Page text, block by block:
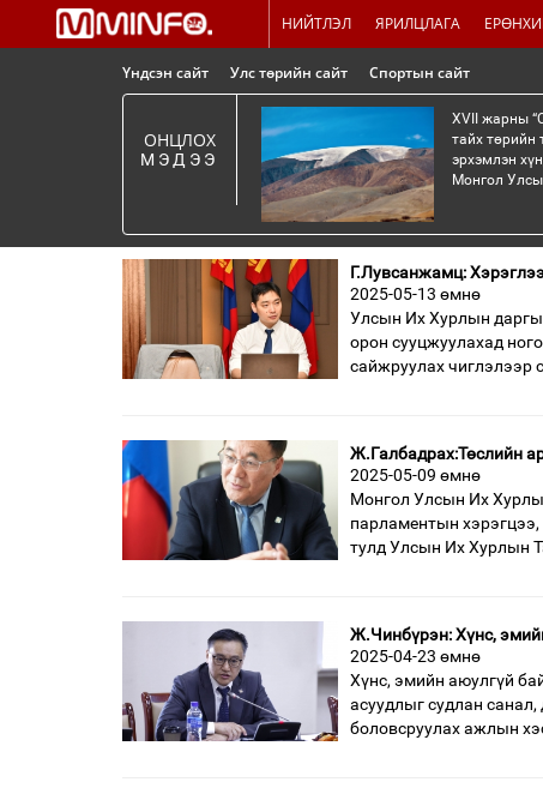
НИЙТЛЭЛ ЯРИЛЦЛАГА
Үндсэн сайт Улс төрийн сайт Спортын сайт
ОНЦЛОХ
МЭДЭЭ
XVII жарны
тайх төрийн
эрхэмлэн
Монгол
Г.Лувсанжамц:
2025-05-13 өмнө
Улсын Их Хурлын
орон сууцжуулахад
сайжруулах чиглэлээр
Ж.Галбадрах:Төслийн
2025-05-09 өмнө
Монгол Улсын Их
парламентын
тулд Улсын Их Хурлын
Ж.Чинбүрэн: Хүнс,
2025-04-23 өмнө
Хүнс, эмийн аюулгүй
асуудлыг судлан санал,
боловсруулах ажлын